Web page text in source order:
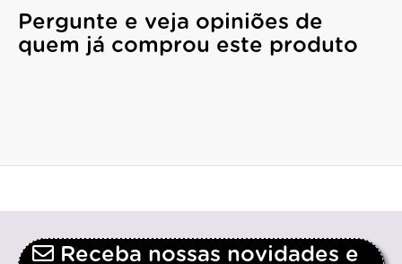
Pergunte e veja opiniões de
quem já comprou este produto
Receba nossas novidades e